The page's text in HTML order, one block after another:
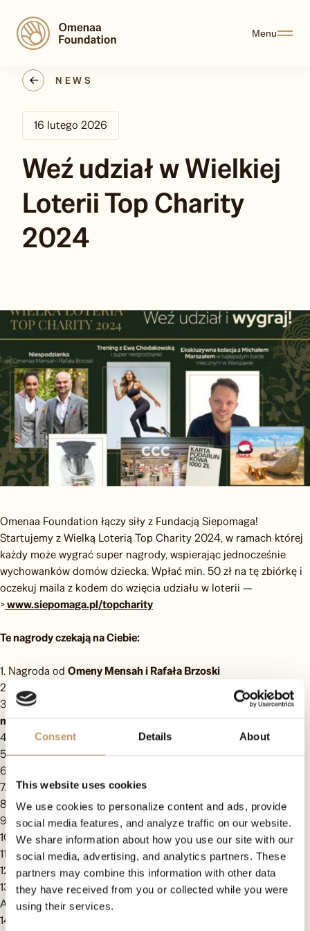
Consent Details About
This website uses cookies
We use cookies to personalize content and ads, provide
social media features, and analyze traffic on our website.
We share information about how you use our site with our
social media, advertising, and analytics partners. These
partners may combine this information with other data
they have received from you or collected while you were
using their services.
Menu
NEWS
16 lutego 2026
Weź udział w Wielkiej
Loterii Top Charity
2024
Omenaa Foundation łączy siły z Fundacją Siepomaga!
Startujemy z Wielką Loterią Top Charity 2024, w ramach której
każdy może wygrać super nagrody, wspierając jednocześnie
wychowanków domów dziecka. Wpłać min. 50 zł na tę zbiórkę i
oczekuj maila z kodem do wzięcia udziału w loterii —
>www.siepomaga.pl/topcharity
Te nagrody czekają na Ciebie:
1. Nagroda od Omeny Mensah i Rafała Brzoski
2.
Trening z Ewą Chodakowską i super niespodzianki
3. Ekskluzywna kolacja z
Michałem Marszałem w barze
mlecznym w Warszawie
4.
3x Thermomix TM6
wielofunkcyjny robot kuchenny
5. 5x bon podarunkowy o wartości
6.
7. Dzień na petardzie z Rafałem Sonikiem
8. Spotkanie zJoanną Przetakiewicz
9.
10 000 złna zakupy z kolekcjiŁukasza Jemioła
10.
6 dniowy wypoczynek w Holiday Park and Resort
11. Luksusowy weekend dla dwojga whotelu Heron
12.
Hulajnogaelektryczna
13. Wyjątkowy lot samolotemoraz spotkanie z prezesem JB
Aviation
14. Wyjątkowy